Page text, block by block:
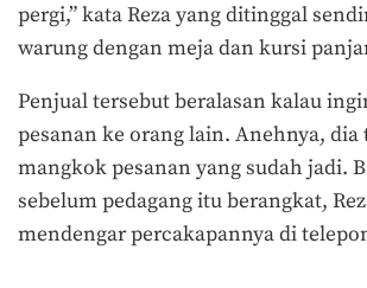
pergi,” kata Reza yang ditinggal
warung dengan meja dan kursi
Penjual tersebut beralasan kalau
pesanan ke orang lain. Anehnya,
mangkok pesanan yang sudah jadi.
sebelum pedagang itu berangkat,
mendengar percakapannya di